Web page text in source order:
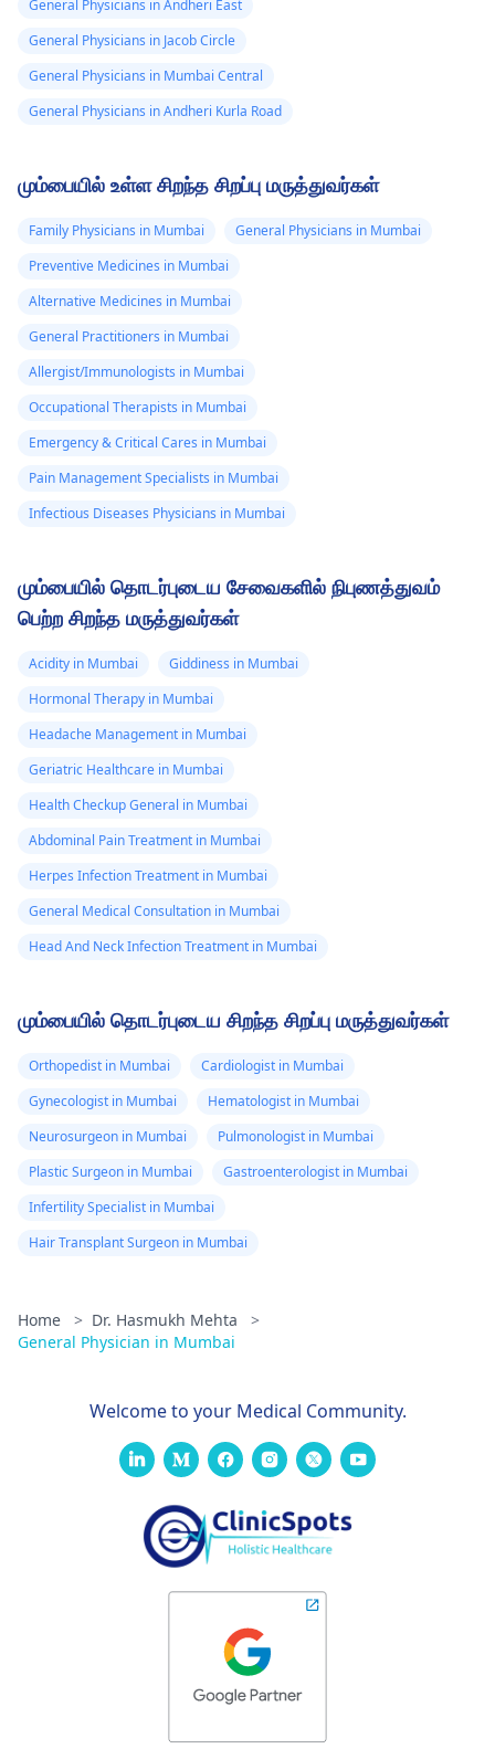
General Physicians in Andheri East
General Physicians in Jacob Circle
General Physicians in Mumbai Central
General Physicians in Andheri Kurla Road
மும்பையில் உள்ள சிறந்த சிறப்பு மருத்துவர்கள்
Family Physicians in Mumbai
General Physicians in Mumbai
Preventive Medicines in Mumbai
Alternative Medicines in Mumbai
General Practitioners in Mumbai
Allergist/Immunologists in Mumbai
Occupational Therapists in Mumbai
Emergency & Critical Cares in Mumbai
Pain Management Specialists in Mumbai
Infectious Diseases Physicians in Mumbai
மும்பையில் தொடர்புடைய சேவைகளில் நிபுணத்துவம்
பெற்ற சிறந்த மருத்துவர்கள்
Acidity in Mumbai
Giddiness in Mumbai
Hormonal Therapy in Mumbai
Headache Management in Mumbai
Geriatric Healthcare in Mumbai
Health Checkup General in Mumbai
Abdominal Pain Treatment in Mumbai
Herpes Infection Treatment in Mumbai
General Medical Consultation in Mumbai
Head And Neck Infection Treatment in Mumbai
மும்பையில் தொடர்புடைய சிறந்த சிறப்பு மருத்துவர்கள்
Orthopedist in Mumbai
Cardiologist in Mumbai
Gynecologist in Mumbai
Hematologist in Mumbai
Neurosurgeon in Mumbai
Pulmonologist in Mumbai
Plastic Surgeon in Mumbai
Gastroenterologist in Mumbai
Infertility Specialist in Mumbai
Hair Transplant Surgeon in Mumbai
Home > Dr. Hasmukh Mehta
>
General Physician in Mumbai
Welcome to your Medical Community.